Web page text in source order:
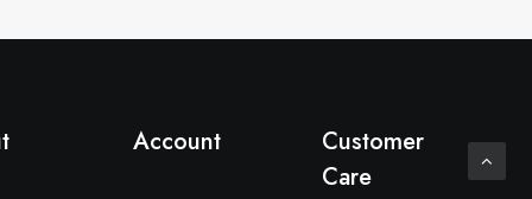
Account
Customer
Care